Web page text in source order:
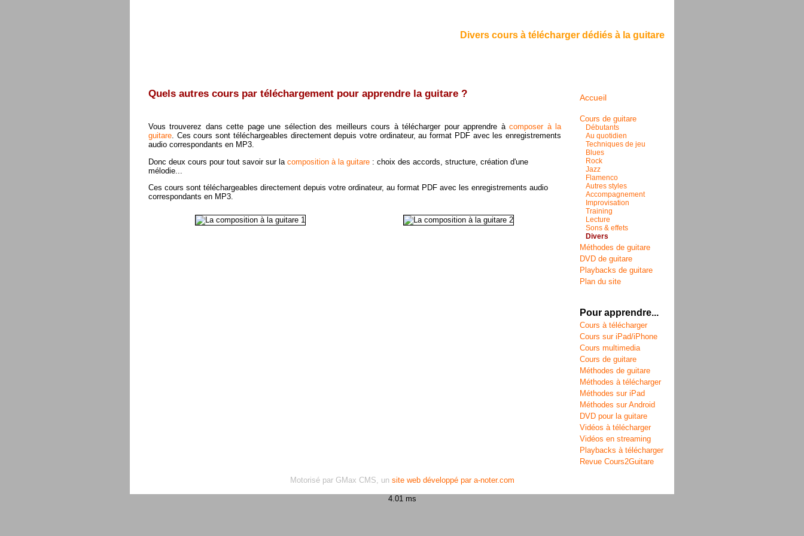
Divers cours à télécharger dédiés à la guitare
Quels autres cours par téléchargement pour apprendre la guitare ?
Vous trouverez dans cette page une sélection des meilleurs cours à télécharger pour apprendre àcomposer à la
guitare. Ces cours sont téléchargeables directement depuis votre ordinateur, au format PDF avec les enregistrements
audio correspondants en MP3.
Donc deux cours pour tout savoir sur la composition à la guitare : choix des accords, structure, création d'une
mélodie...
Ces cours sont téléchargeables directement depuis votre ordinateur, au format PDF avec les enregistrements audio
correspondants en MP3.
Accueil
Cours de guitare
Débutants
Au quotidien
Techniques de jeu
Blues
Rock
Jazz
Flamenco
Autres styles
Accompagnement
Improvisation
Training
Lecture
Sons & effets
Divers
Méthodes de guitare
DVD de guitare
Playbacks de guitare
Plan du site
Pour apprendre...
Cours à télécharger
Cours sur iPad/iPhone
Cours multimedia
Cours de guitare
Méthodes de guitare
Méthodes à télécharger
Méthodes sur iPad
Méthodes sur Android
DVD pour la guitare
Vidéos à télécharger
Vidéos en streaming
Playbacks à télécharger
Revue Cours2Guitare
Motorisé par GMax CMS, un site web développé par a-noter.com
4.01 ms